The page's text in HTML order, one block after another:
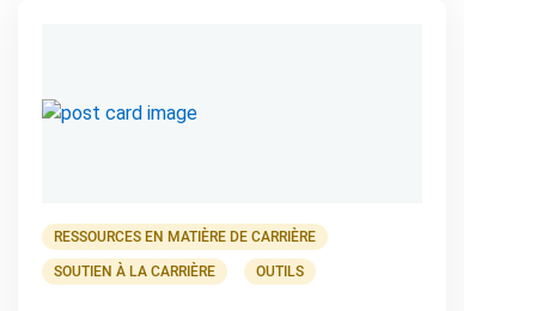
RESSOURCES EN MATIÈRE DE CARRIÈRE
SOUTIEN À LA CARRIÈRE OUTILS